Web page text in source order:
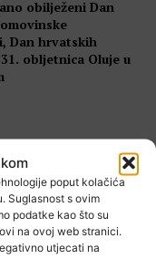
poput kolačića
Suglasnost s ovim
podatke kao što su
na ovoj web stranici.
utjecati na
obilježeni Dan
Dan hrvatskih
obljetnica Oluje u
predstava stiže u